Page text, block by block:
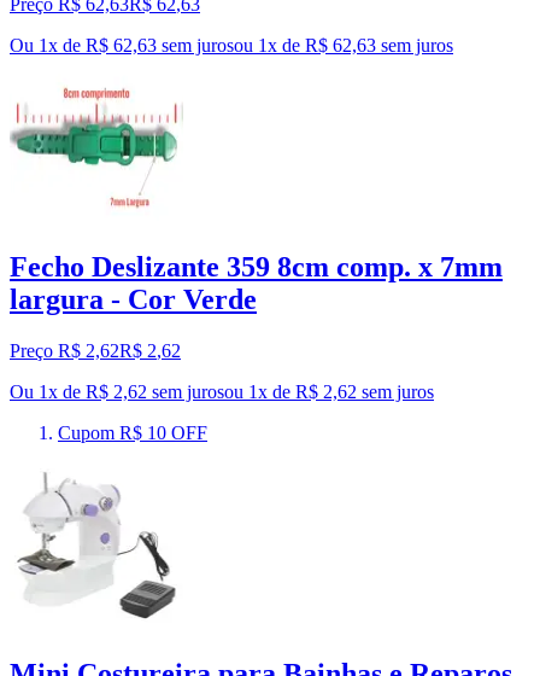
Preço R$ 62,63R$ 62,63
Ou 1x de R$ 62,63 sem jurosou 1x de R$ 62,63 sem juros
Fecho Deslizante 359 8cm comp. x 7mm
largura - Cor Verde
Preço R$ 2,62R$ 2,62
Ou 1x de R$ 2,62 sem jurosou 1x de R$ 2,62 sem juros
Cupom R$ 10 OFF